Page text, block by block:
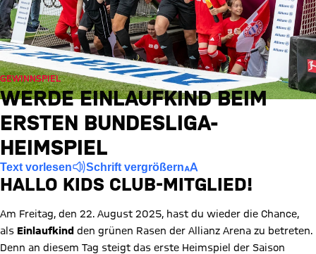
GEWINNSPIEL
WERDE EINLAUFKIND BEIM
ERSTEN BUNDESLIGA-
HEIMSPIEL
Text vorlesen Schrift vergrößern
HALLO KIDS CLUB-MITGLIED!
Am Freitag, den 22. August 2025, hast du wieder die Chance,
als Einlaufkind den grünen Rasen der Allianz Arena zu betreten.
Denn an diesem Tag steigt das erste Heimspiel der Saison